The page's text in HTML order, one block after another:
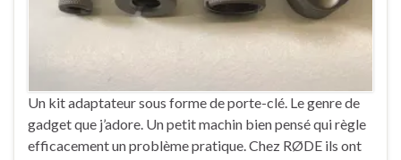
Un kit adaptateur sous forme de porte-clé. Le genre de
gadget que j’adore. Un petit machin bien pensé qui règle
efficacement un problème pratique. Chez RØDE ils ont